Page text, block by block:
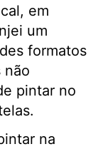
em
um
formatos
não
pintar no
na